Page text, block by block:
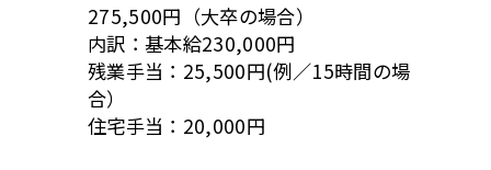
275,500円（大卒の場合）
内訳：基本給230,000円
残業手当：25,500円(例／15時間の場
合）
住宅手当：20,000円